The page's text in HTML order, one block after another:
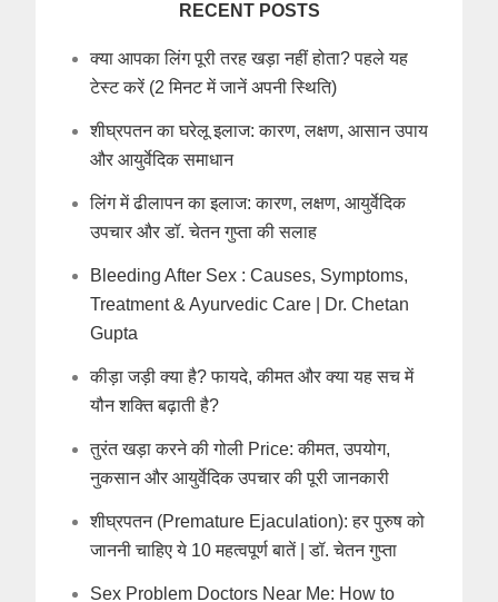
RECENT POSTS
क्या आपका लिंग पूरी तरह खड़ा नहीं होता? पहले यह
टेस्ट करें (2 मिनट में जानें अपनी स्थिति)
शीघ्रपतन का घरेलू इलाज: कारण, लक्षण, आसान उपाय
और आयुर्वेदिक समाधान
लिंग में ढीलापन का इलाज: कारण, लक्षण, आयुर्वेदिक
उपचार और डॉ. चेतन गुप्ता की सलाह
Bleeding After Sex : Causes, Symptoms,
Treatment & Ayurvedic Care | Dr. Chetan
Gupta
कीड़ा जड़ी क्या है? फायदे, कीमत और क्या यह सच में
यौन शक्ति बढ़ाती है?
तुरंत खड़ा करने की गोली Price: कीमत, उपयोग,
नुकसान और आयुर्वेदिक उपचार की पूरी जानकारी
शीघ्रपतन (Premature Ejaculation): हर पुरुष को
जाननी चाहिए ये 10 महत्वपूर्ण बातें | डॉ. चेतन गुप्ता
Sex Problem Doctors Near Me: How to